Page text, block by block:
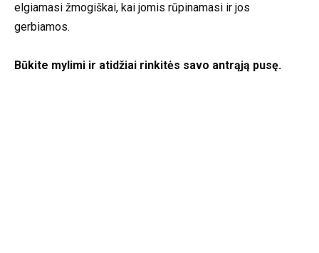
elgiamasi žmogiškai, kai jomis rūpinamasi ir jos
gerbiamos.
Būkite mylimi ir atidžiai rinkitės savo antrąją pusę.